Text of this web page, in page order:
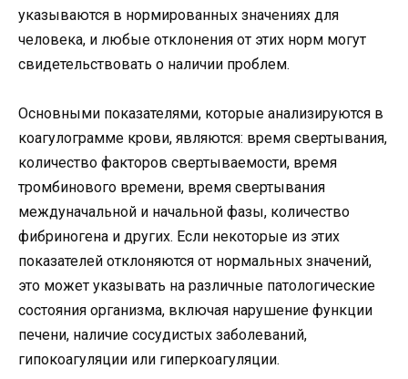
указываются в нормированных значениях для
человека, и любые отклонения от этих норм могут
свидетельствовать о наличии проблем.
Основными показателями, которые анализируются в
коагулограмме крови, являются: время свертывания,
количество факторов свертываемости, время
тромбинового времени, время свертывания
междуначальной и начальной фазы, количество
фибриногена и других. Если некоторые из этих
показателей отклоняются от нормальных значений,
это может указывать на различные патологические
состояния организма, включая нарушение функции
печени, наличие сосудистых заболеваний,
гипокоагуляции или гиперкоагуляции.